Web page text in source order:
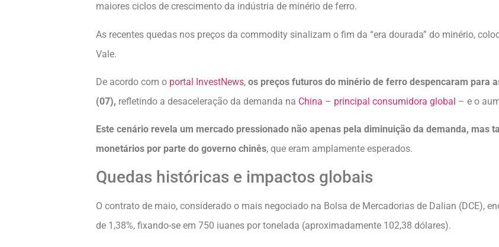
maiores ciclos de crescimento da indústria de minério de ferro.
As recentes quedas nos preços da commodity sinalizam o fim da “era dourada” do minério,
Vale.
De acordo com o portal InvestNews, os preços futuros do minério de ferro despencaram para
(07), refletindo a desaceleração da demanda na China – principal consumidora global – e o
Este cenário revela um mercado pressionado não apenas pela diminuição da demanda, mas
monetários por parte do governo chinês, que eram amplamente esperados.
Quedas históricas e impactos globais
O contrato de maio, considerado o mais negociado na Bolsa de Mercadorias de Dalian (DCE),
de 1,38%, fixando-se em 750 iuanes por tonelada (aproximadamente 102,38 dólares).